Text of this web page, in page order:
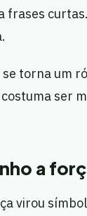
frases
torna um
ser
a
virou